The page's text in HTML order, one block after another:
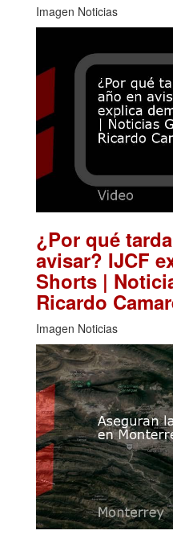
Imagen Noticias
¿Por qué
avisar? IJCF
Shorts |
Ricardo
Imagen Noticias